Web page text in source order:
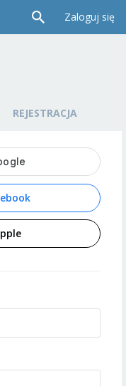
Zaloguj się
REJESTRACJA